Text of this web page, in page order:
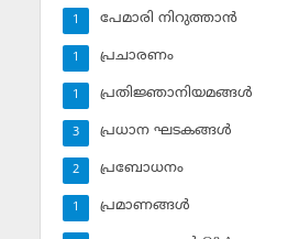
പേമാരി നിറുത്താന്‍
1
പ്രചാരണം
1
പ്രതിജ്ഞാനിയമങ്ങള്‍
1
പ്രധാന ഘടകങ്ങള്‍
3
പ്രബോധനം
2
പ്രമാണങ്ങള്‍
1